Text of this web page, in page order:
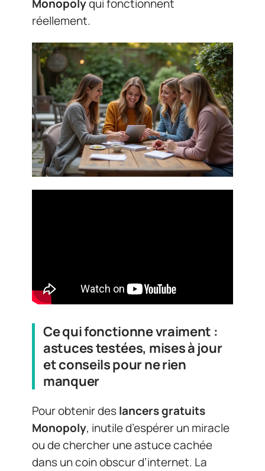
Monopolyqui fonctionnent
réellement.
Ce qui fonctionne vraiment :
astuces testées, mises à jour
et conseils pour ne rien
manquer
Pour obtenir deslancers gratuits
Monopoly, inutile d’espérer un miracle
ou de chercher une astuce cachée
dans un coin obscur d’internet. La